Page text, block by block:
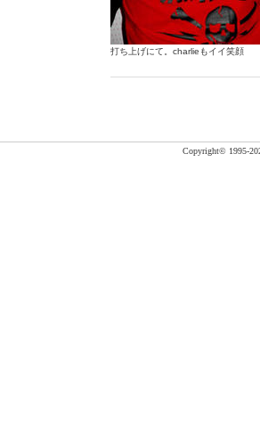
打ち上げにて。charlieもイイ笑顔
Copyright© 1995-